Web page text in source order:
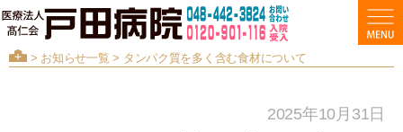
> お知らせ一覧 > タンパク質を多く含む食材について
2025年10月31日